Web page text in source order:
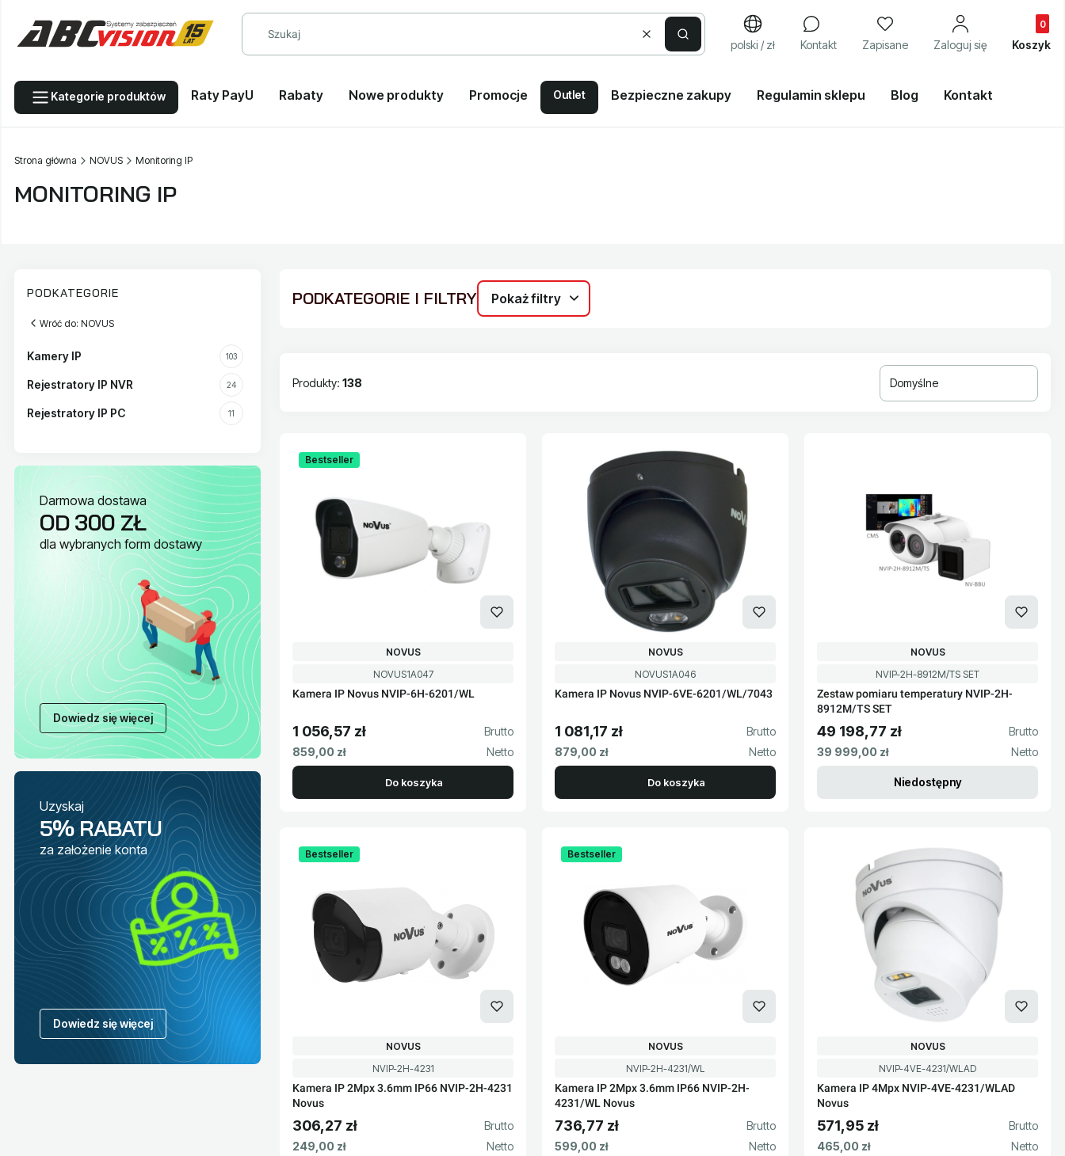
WyczyśćSzukaj polski / zł Kontakt Zapisane Zaloguj się Koszyk
Kategorie produktów Raty PayU Rabaty Nowe produkty Promocje Outlet Bezpieczne zakupy Regulamin sklepu Blog Kontakt
Strona główna NOVUS Monitoring IP
MONITORING IP
PODKATEGORIE
Wróć do: NOVUS
Kamery IP 103
Rejestratory IP NVR 24
Rejestratory IP PC 11
Darmowa dostawa
OD 300 ZŁ
dla wybranych form dostawy
Dowiedz się więcej
Uzyskaj
5% RABATU
za założenie konta
Dowiedz się więcej
PODKATEGORIE I FILTRY Pokaż filtry
Produkty: 138 Domyślne
Bestseller
Kod produktu
NOVUS1A047
Kamera IP Novus NVIP-6H-6201/WL
PRODUCENT
NOVUS
Cena brutto
1 056,57 zł
Cena netto
859,00 zł
Do koszyka
Kod produktu
NOVUS1A046
Kamera IP Novus NVIP-6VE-6201/WL/7043
PRODUCENT
NOVUS
Cena brutto
1 081,17 zł
Cena netto
879,00 zł
Do koszyka
Kod produktu
NVIP-2H-8912M/TS SET
Zestaw pomiaru temperatury NVIP-2H-
8912M/TS SET
PRODUCENT
NOVUS
Cena brutto
49 198,77 zł
Cena netto
39 999,00 zł
Niedostępny
Bestseller
Kod produktu
NVIP-2H-4231
Kamera IP 2Mpx 3.6mm IP66 NVIP-2H-4231
Novus
PRODUCENT
NOVUS
Cena brutto
306,27 zł
Cena netto
249,00 zł
Bestseller
Kod produktu
NVIP-2H-4231/WL
Kamera IP 2Mpx 3.6mm IP66 NVIP-2H-
4231/WL Novus
PRODUCENT
NOVUS
Cena brutto
736,77 zł
Cena netto
599,00 zł
Kod produktu
NVIP-4VE-4231/WLAD
Kamera IP 4Mpx NVIP-4VE-4231/WLAD
Novus
PRODUCENT
NOVUS
Cena brutto
571,95 zł
Cena netto
465,00 zł